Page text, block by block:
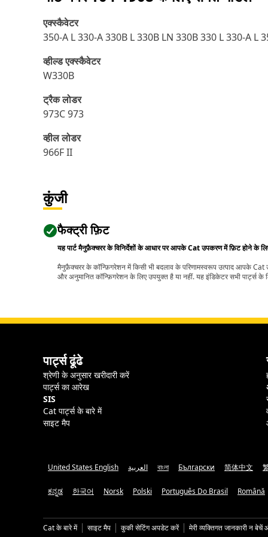
एक्स्कैवेटर
350-A L 330-A 330B L 330B LN 330B 330 L 330-A L
व्हील्ड एक्स्कैवेटर
W330B
ट्रैक लोडर
973C 973
व्हील लोडर
966F II
कुंजी
फैक्ट्री फ़िट
यह पार्ट मैनुफ़ैक्चरर के विनिर्देशों के आधार पर आपके Cat उपकरण में फ़िट होने के
मैनुफ़ैक्चरर के कॉन्फ़िगरेशन में किसी भी बदलाव के परिणामस्वरूप उत्पाद आपके
और अनुमानित कॉन्फ़िगरेशन के लिए उपयुक्त है या नहीं. यह इंडिकेटर सभी पार्ट्स के
पार्ट्स ढूंढे
श्रेणी के अनुसार खरीदारी करें
पार्ट्स का आरेख
SIS
Cat पार्ट्स के बारे में
साइट मैप
United States English العربية বাংলা Български 简体中文
ಕನ್ನಡ 한국어 Norsk Polski Português Do Brasil Română
Cat के बारे में साइट मैप कुकी सेटिंग अपडेट करें मेरी व्यक्तिगत जानकारी न